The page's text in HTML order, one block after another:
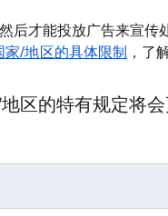
后才能投放广告来宣传
家/地区的具体限制 ，了
区的特有规定将